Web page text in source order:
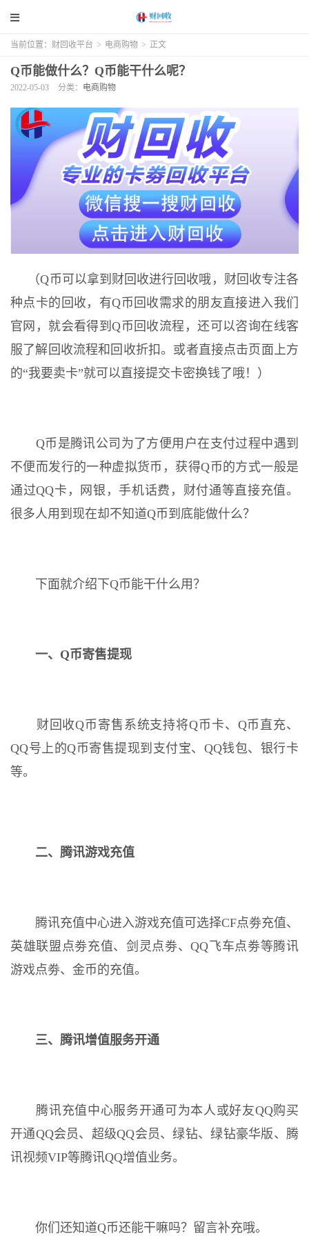
当前位置： 财回收平台 > 电商购物 > 正文
Q币能做什么？Q币能干什么呢？
2022-05-03 分类： 电商购物
（Q币可以拿到财回收进行回收哦，财回收专注各
种点卡的回收，有Q币回收需求的朋友直接进入我们
官网，就会看得到Q币回收流程，还可以咨询在线客
服了解回收流程和回收折扣。或者直接点击页面上方
的“我要卖卡”就可以直接提交卡密换钱了哦！）
Q币是腾讯公司为了方便用户在支付过程中遇到
不便而发行的一种虚拟货币，获得Q币的方式一般是
通过QQ卡，网银，手机话费，财付通等直接充值。
很多人用到现在却不知道Q币到底能做什么？
下面就介绍下Q币能干什么用？
一、Q币寄售提现
财回收Q币寄售系统支持将Q币卡、Q币直充、
QQ号上的Q币寄售提现到支付宝、QQ钱包、银行卡
等。
二、腾讯游戏充值
腾讯充值中心进入游戏充值可选择CF点劵充值、
英雄联盟点劵充值、剑灵点劵、QQ飞车点劵等腾讯
游戏点劵、金币的充值。
三、腾讯增值服务开通
腾讯充值中心服务开通可为本人或好友QQ购买
开通QQ会员、超级QQ会员、绿钻、绿钻豪华版、腾
讯视频VIP等腾讯QQ增值业务。
你们还知道Q币还能干嘛吗？留言补充哦。